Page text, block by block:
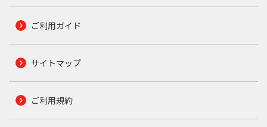
ご利用ガイド
サイトマップ
ご利用規約